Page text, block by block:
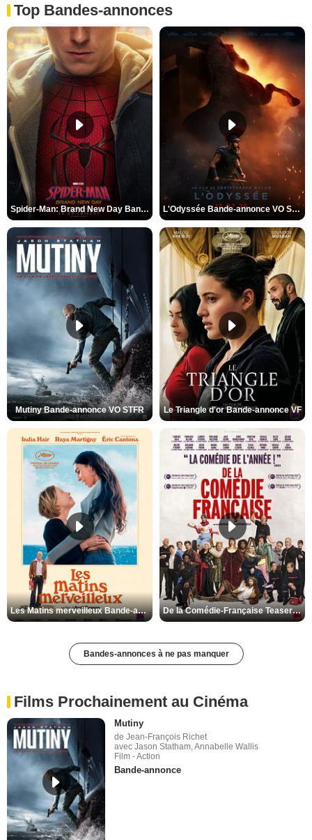
Top Bandes-annonces
Spider-Man: Brand New Day Bande-annonce VO STFR L'Odyssée Bande-annonce VO STFR
Mutiny Bande-annonce VO STFR Le Triangle d'or Bande-annonce VF
Les Matins merveilleux Bande-annonce VF De la Comédie-Française Teaser VF
Bandes-annonces à ne pas manquer
Films Prochainement au Cinéma
Mutiny
de Jean-François Richet
avec Jason Statham, Annabelle Wallis
Film - Action
Bande-annonce